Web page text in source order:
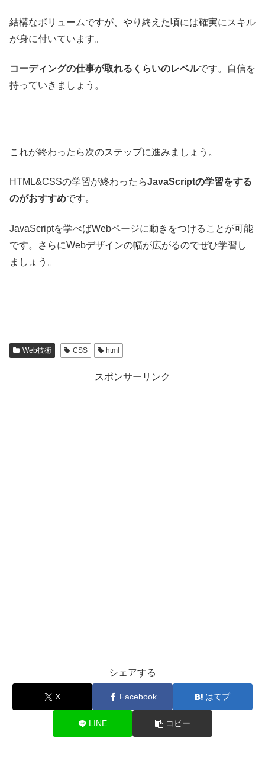
結構なボリュームですが、やり終えた頃には確実にスキル
が身に付いています。
コーディングの仕事が取れるくらいのレベルです。自信を
持っていきましょう。
これが終わったら次のステップに進みましょう。
HTML&CSSの学習が終わったらJavaScriptの学習をする
のがおすすめです。
JavaScriptを学べばWebページに動きをつけることが可能
です。さらにWebデザインの幅が広がるのでぜひ学習し
ましょう。
Web技術 CSS html
スポンサーリンク
シェアする
X Facebook はてブ
LINE コピー